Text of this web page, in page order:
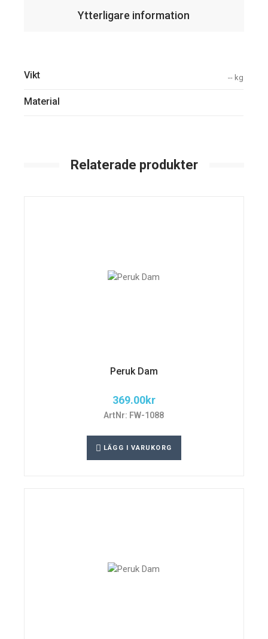
Ytterligare information
Vikt -- kg
Material
Relaterade produkter
Peruk Dam
369.00kr
ArtNr: FW-1088
LÄGG I VARUKORG